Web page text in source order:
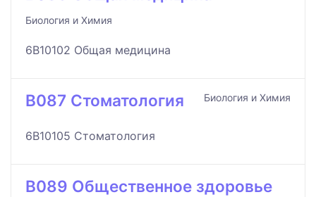
Биология и Химия
6B10102 Общая медицина
B087 Стоматология Биология и Химия
6B10105 Стоматология
B089 Общественное здоровье